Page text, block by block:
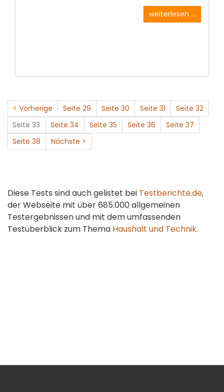
weiterlesen ...
< Vorherige Seite 29 Seite 30 Seite 31
Seite 32
Seite 33
Seite 34 Seite 35 Seite 36
Seite 37
Seite 38
Nächste >
Diese Tests sind auch gelistet bei Testberichte.de,
der Webseite mit über 685.000 allgemeinen
Testergebnissen und mit dem umfassenden
Testüberblick zum Thema Haushalt und Technik.